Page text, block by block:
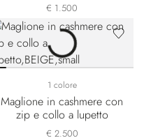
€ 1.500
1 colore
Maglione in cashmere con
zip e collo a lupetto
€ 2.500